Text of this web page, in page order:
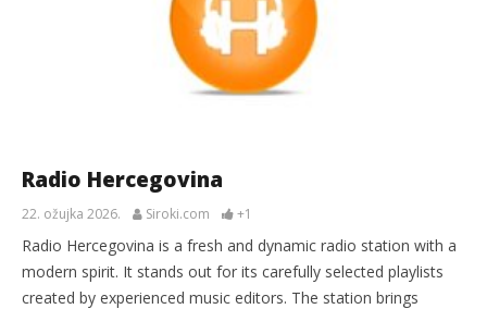
Radio Hercegovina
22. ožujka 2026. Siroki.com +1
Radio Hercegovina is a fresh and dynamic radio station with a
modern spirit. It stands out for its carefully selected playlists
created by experienced music editors. The station brings